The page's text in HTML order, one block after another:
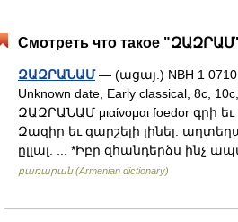
Смотреть что такое
ԶԱԶՐԱՆԱՄ— (ացայ.) NBH 1 0710
Unknown date, Early classical, 8c,
ԶԱԶՐԱՆԱՄ μιαίνομαι foedor գրի
Զազիր եւ գարշելի լինել.
ըլլալ. ... *Իբր զհանդերձս ինչ
բառարան (Armenian dictionary)